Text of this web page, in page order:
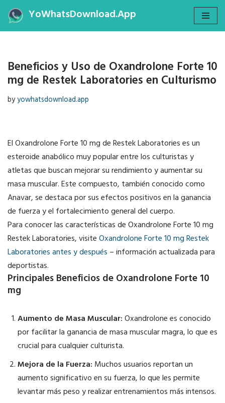
Skip
YoWhatsDownload.App
Beneficios y Uso de Oxandrolone Forte 10
mg de Restek Laboratories en Culturismo
byyowhatsdownload.app
El Oxandrolone Forte 10 mg de Restek Laboratories es un
esteroide anabólico muy popular entre los culturistas y
atletas que buscan mejorar su rendimiento y aumentar su
masa muscular. Este compuesto, también conocido como
Anavar, se destaca por sus efectos positivos en la ganancia
de fuerza y el fortalecimiento general del cuerpo.
Para conocer las características de Oxandrolone Forte 10 mg
Restek Laboratories, visiteOxandrolone Forte 10 mg Restek
Laboratories antes y después – información actualizada para
deportistas.
Principales Beneficios de Oxandrolone Forte 10
mg
Aumento de Masa Muscular:Oxandrolone es conocido
por facilitar la ganancia de masa muscular magra, lo que es
crucial para cualquier culturista.
Mejora de la Fuerza: Muchos usuarios reportan un
aumento significativo en su fuerza, lo que les permite
levantar más peso y realizar entrenamientos más intensos.